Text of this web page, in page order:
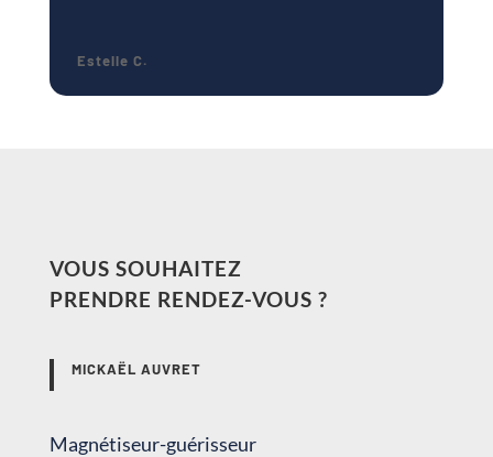
Estelle C.
VOUS SOUHAITEZ
PRENDRE RENDEZ-VOUS ?
MICKAËL AUVRET
Magnétiseur-guérisseur